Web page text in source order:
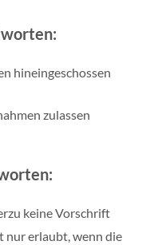
hineingeschossen
zulassen
keine Vorschrift
nur erlaubt, wenn die